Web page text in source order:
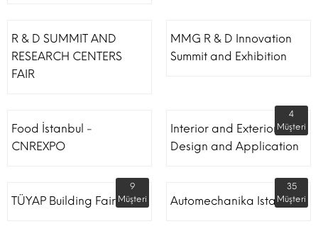
R & D SUMMIT AND
RESEARCH CENTERS
FAIR
MMG R & D Innovation
Summit and Exhibition
Food İstanbul -
CNREXPO
Interior and Exterior
Design and Application
4
Müşteri
TÜYAP Building Fair
9
Müşteri
Automechanika Istanbul
35
Müşteri